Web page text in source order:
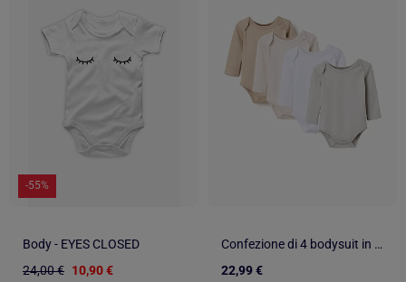
-55%
Body - EYES CLOSED
24,00 € 10,90 €
Confezione di 4 bodysuit in cotone 'pastel'
22,99 €